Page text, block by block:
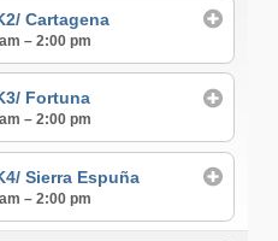
Cartagena
– 2:00 pm
Fortuna
– 2:00 pm
Sierra Espuña
– 2:00 pm